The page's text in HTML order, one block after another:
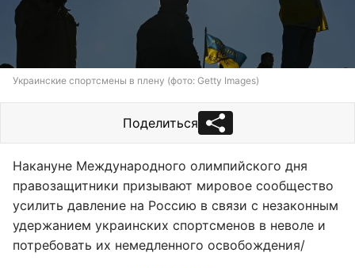
Украинские спортсмены в плену (фото: Getty Images)
Поделиться
Накануне Международного олимпийского дня
правозащитники призывают мировое сообщество
усилить давление на Россию в связи с незаконным
удержанием украинских спортсменов в неволе и
потребовать их немедленного освобождения/